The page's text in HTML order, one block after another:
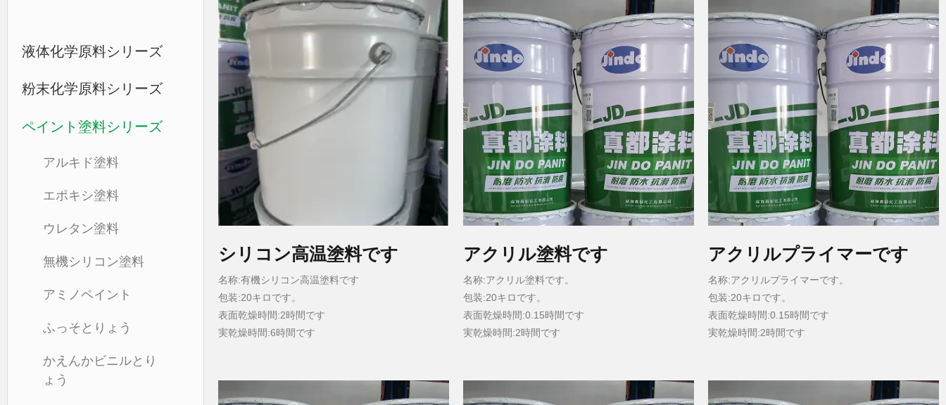
製品センター
液体化学原料シリーズ
粉末化学原料シリーズ
ペイント塗料シリーズ
アルキド塗料
エポキシ塗料
ウレタン塗料
無機シリコン塗料
アミノペイント
ふっそとりょう
かえんかビニルとり
ょう
シリコン高温塗料です
名称:有機シリコン高温塗料です
包装:20キロです。
表面乾燥時間:2時間です
実乾燥時間:6時間です
アクリル塗料です
名称:アクリル塗料です。
包装:20キロです。
表面乾燥時間:0.15時間です
実乾燥時間:2時間です
アクリルプライマーです
名称:アクリルプライマーです。
包装:20キロです。
表面乾燥時間:0.15時間です
実乾燥時間:2時間です